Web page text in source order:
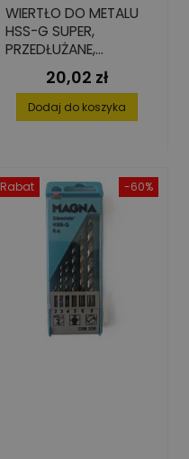
WIERTŁO DO METALU
HSS-G SUPER,
PRZEDŁUŻANE,
6,8X102/156
Cena
20,02 zł
Dodaj do koszyka
-60%
Rabat